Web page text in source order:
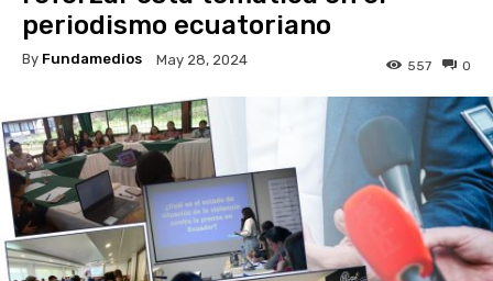
periodismo ecuatoriano
By Fundamedios May 28, 2024 0
557